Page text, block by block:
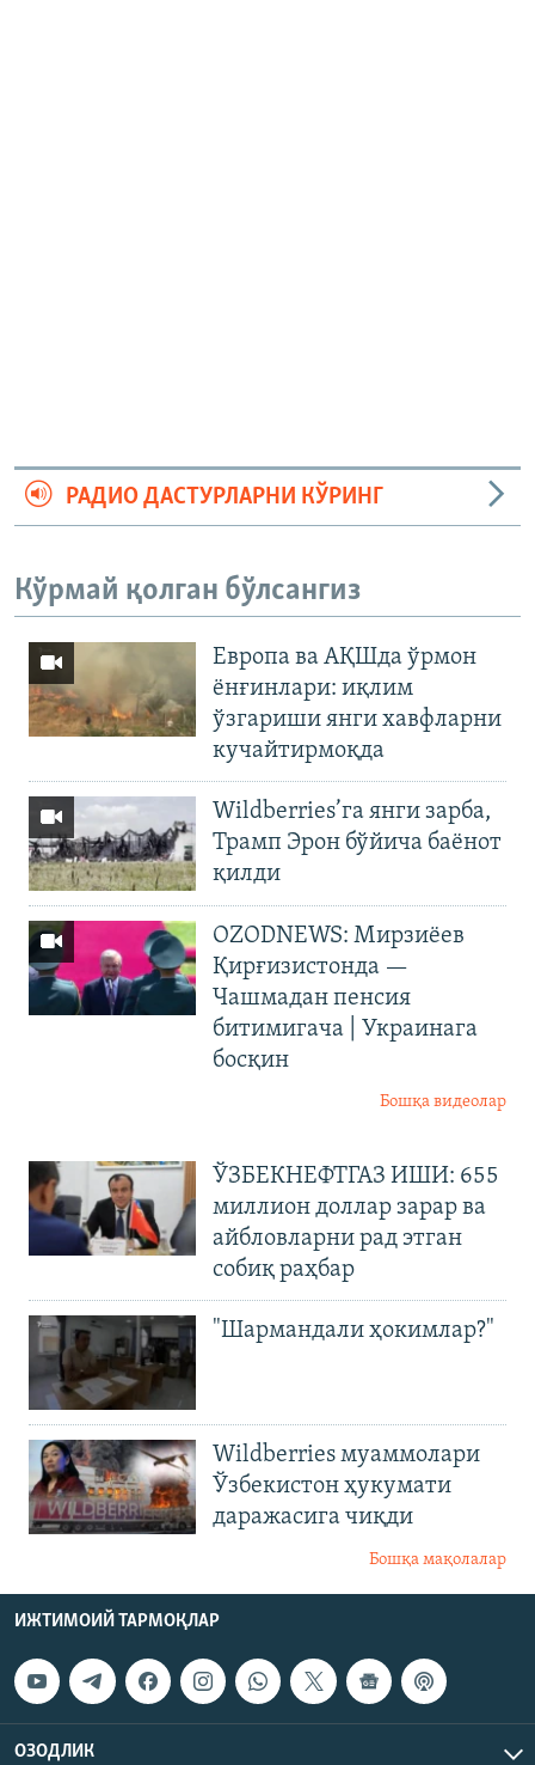
РАДИО ДАСТУРЛАРНИ КЎРИНГ
Кўрмай қолган бўлсангиз
Европа ва АҚШда ўрмон
ёнғинлари: иқлим
ўзгариши янги хавфларни
кучайтирмоқда
Wildberries’га янги зарба,
Трамп Эрон бўйича баёнот
қилди
OZODNEWS: Мирзиёев
Қирғизистонда —
Чашмадан пенсия
битимигача | Украинага
босқин
Бошқа видеолар
ЎЗБЕКНЕФТГАЗ ИШИ: 655
миллион доллар зарар ва
айбловларни рад этган
собиқ раҳбар
"Шармандали ҳокимлар?"
Wildberries муаммолари
Ўзбекистон ҳукумати
даражасига чиқди
Бошқа мақолалар
ИЖТИМОИЙ ТАРМОҚЛАР
ОЗОДЛИК